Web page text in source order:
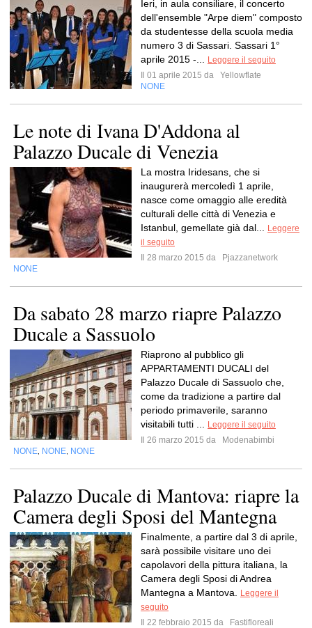
Ieri, in aula consiliare, il concerto
dell'ensemble "Arpe diem" composto
da studentesse della scuola media
numero 3 di Sassari. Sassari 1°
aprile 2015 -...
Leggere il seguito
Il 01 aprile 2015 da
Yellowflate
NONE
Le note di Ivana D'Addona al
Palazzo Ducale di Venezia
La mostra Iridesans, che si
inaugurerà mercoledì 1 aprile,
nasce come omaggio alle eredità
culturali delle città di Venezia e
Istanbul, gemellate già dal...
Leggere
il seguito
Il 28 marzo 2015 da
Pjazzanetwork
NONE
Da sabato 28 marzo riapre Palazzo
Ducale a Sassuolo
Riaprono al pubblico gli
APPARTAMENTI DUCALI del
Palazzo Ducale di Sassuolo che,
come da tradizione a partire dal
periodo primaverile, saranno
visitabili tutti ...
Leggere il seguito
Il 26 marzo 2015 da
Modenabimbi
NONE NONE NONE
Palazzo Ducale di Mantova: riapre la
Camera degli Sposi del Mantegna
Finalmente, a partire dal 3 di aprile,
sarà possibile visitare uno dei
capolavori della pittura italiana, la
Camera degli Sposi di Andrea
Mantegna a Mantova.
Leggere il
seguito
Il 22 febbraio 2015 da
Fastifloreali